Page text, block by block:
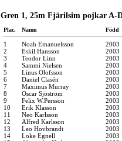
Gren 1, 25m Fjärilsim pojkar A-
Plac. Namn Född
1 Noah Emanuelsson
2003
2
Eskil Hansson
2003
3
Teodor Linn
2003
4
Sammi Nielsen
2003
5
Linus Olofsson
2003
6
Daniel Clasén
2003
7
Maximus Murray
2003
8
Oscar Sjöström
2003
9
Felix W.Persson
2003
10
Erik Klasson
2003
11
Neo Karlsson
2003
12
Alfred Karlsson
2003
13
Leo Hovbrandt
2003
14
Loke Egnell
2003